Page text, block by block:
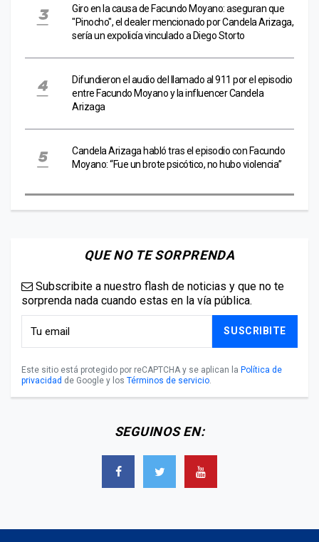
Giro en la causa de Facundo Moyano: aseguran que
"Pinocho", el dealer mencionado por Candela Arizaga,
sería un expolicía vinculado a Diego Storto
Difundieron el audio del llamado al 911 por el episodio
entre Facundo Moyano y la influencer Candela
Arizaga
Candela Arizaga habló tras el episodio con Facundo
Moyano: “Fue un brote psicótico, no hubo violencia”
QUE NO TE SORPRENDA
Subscribite a nuestro flash de noticias y que no te
sorprenda nada cuando estas en la vía pública.
SUSCRIBITE
Este sitio está protegido por reCAPTCHA y se aplican la Política de
privacidad de Google y los Términos de servicio.
SEGUINOS EN: